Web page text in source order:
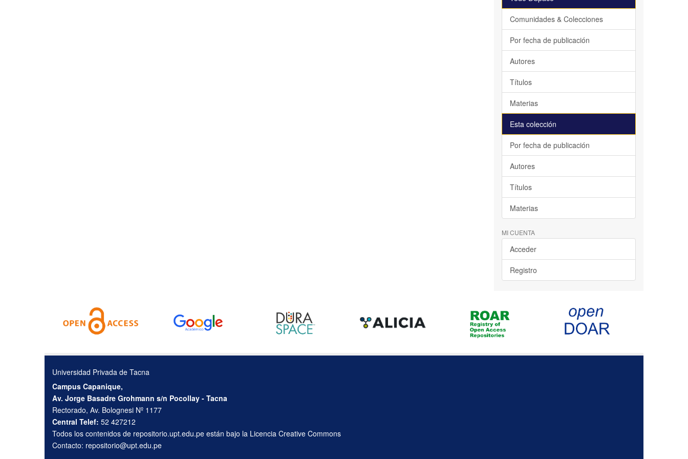
Comunidades & Colecciones
Por fecha de publicación
Autores
Títulos
Materias
Esta colección
Por fecha de publicación
Autores
Títulos
Materias
MI CUENTA
Acceder
Registro
Universidad Privada de Tacna
Campus Capanique,
Av. Jorge Basadre Grohmann s/n Pocollay - Tacna
Rectorado, Av. Bolognesi Nº 1177
Central Telef: 52 427212
Todos los contenidos de repositorio.upt.edu.pe están bajo la Licencia Creative Commons
Contacto: repositorio@upt.edu.pe